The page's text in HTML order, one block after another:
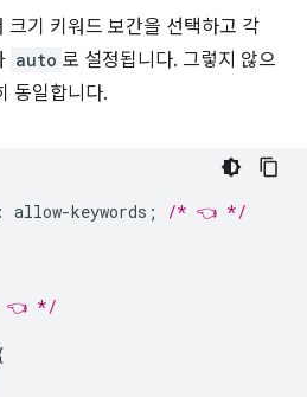
크기 키워드 보간을 선택하고 각
auto 로 설정됩니다. 그렇지 않으
동일합니다.
: allow-keywords ;
/* 👈 */
👈 */